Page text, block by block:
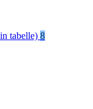
tabelle) 8